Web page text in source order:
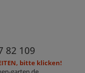
82 109
bitte klicken!